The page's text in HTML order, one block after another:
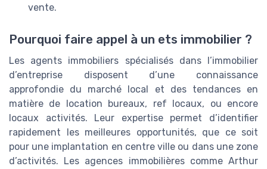
vente.
Pourquoi faire appel à un ets immobilier ?
Les agents immobiliers spécialisés dans l’immobilier
d’entreprise disposent d’une connaissance
approfondie du marché local et des tendances en
matière de location bureaux, ref locaux, ou encore
locaux activités. Leur expertise permet d’identifier
rapidement les meilleures opportunités, que ce soit
pour une implantation en centre ville ou dans une zone
d’activités. Les agences immobilières comme Arthur